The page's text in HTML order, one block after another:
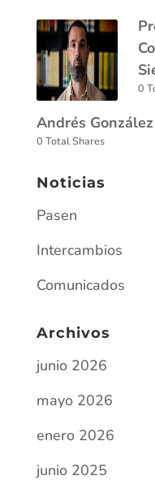
0
Andrés
0 Total Shares
Noticias
Pasen
Intercambios
Comunicados
Archivos
junio 2026
mayo 2026
enero 2026
junio 2025